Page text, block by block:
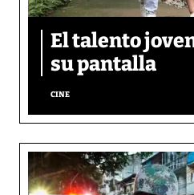
El talento
su pantalla​
CINE